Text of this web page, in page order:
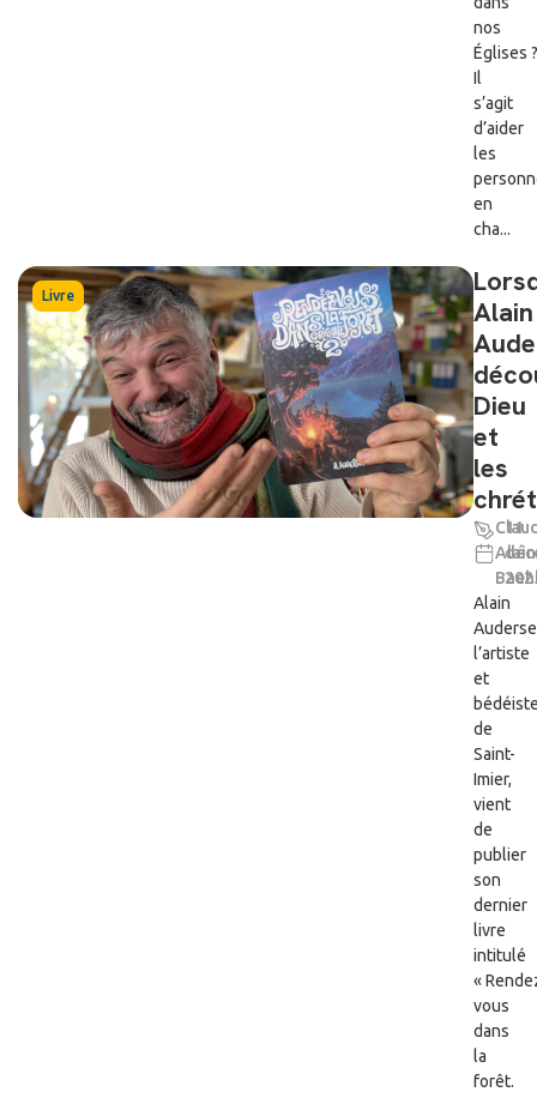
nos
Églises
Il
s’agit
d’aider
les
en
cha...
Livre
Alain
Dieu
et
les
Alain
11
Alain
l’artiste
et
de
Saint-
Imier,
vient
de
publier
son
dernier
livre
intitulé
«
vous
dans
la
forêt.